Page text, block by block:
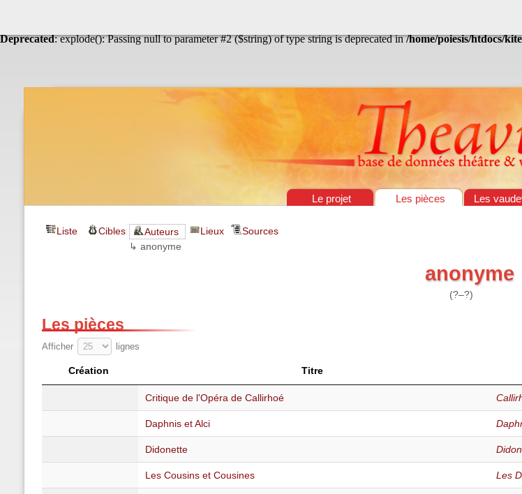
Deprecated: explode(): Passing null to parameter #2 ($string) of type string is deprecated in/home/poiesis/htdocs/
Théâtre & vaudevilles
Le projet Les pièces Les
Liste Cibles
Auteurs
↳ anonyme
Lieux Sources
anonyme
(?–?)
Les pièces
Afficher lignes
Création Titre
Critique de l'Opéra de Callirhoé
Daphnis et Alci
Didonette Didon
Les Cousins et Cousines Les